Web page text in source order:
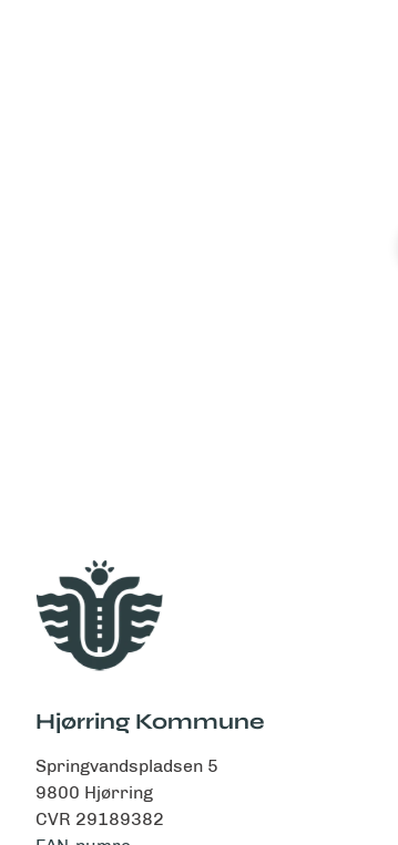
Hjørring Kommune
Springvandspladsen 5
9800 Hjørring
CVR 29189382